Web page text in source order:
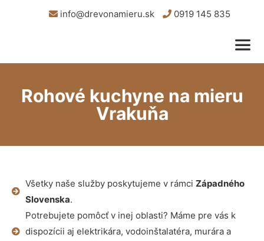
info@drevonamieru.sk 0919 145 835
Rohové kuchyne na mieru
Vrakuňa
Všetky naše služby poskytujeme v rámci Západného
Slovenska.
Potrebujete pomôcť v inej oblasti? Máme pre vás k
dispozícii aj elektrikára, vodoinštalatéra, murára a